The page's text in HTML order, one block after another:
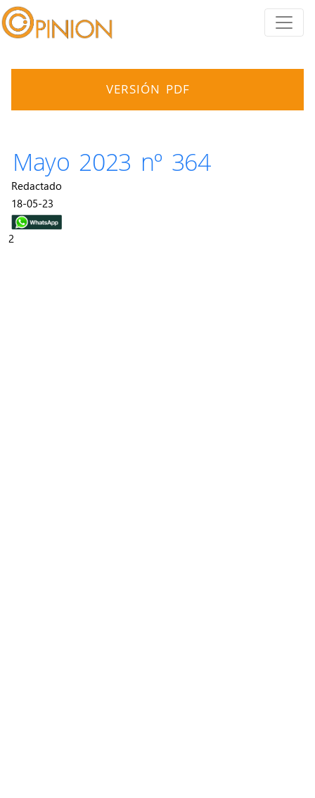
VERSIÓN PDF
Mayo 2023 nº 364
Redactado
18-05-23
2